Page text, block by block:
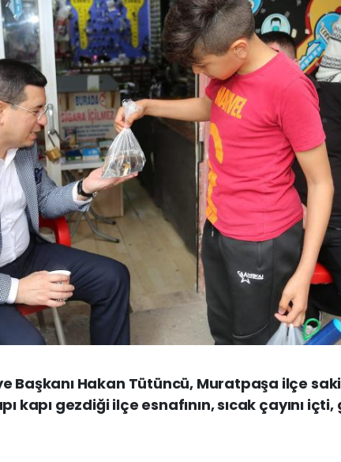
Başkanı Hakan Tütüncü, Muratpaşa ilçe
kapı gezdiği ilçe esnafının, sıcak çayını